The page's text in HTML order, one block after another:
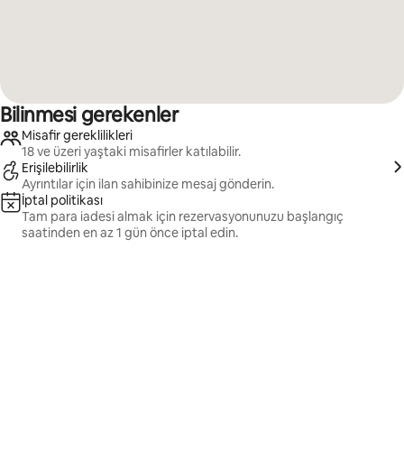
Bilinmesi gerekenler
Misafir gereklilikleri
18 ve üzeri yaştaki misafirler katılabilir.
Erişilebilirlik
Ayrıntılar için ilan sahibinize mesaj gönderin.
İptal politikası
Tam para iadesi almak için rezervasyonunuzu başlangıç
saatinden en az 1 gün önce iptal edin.